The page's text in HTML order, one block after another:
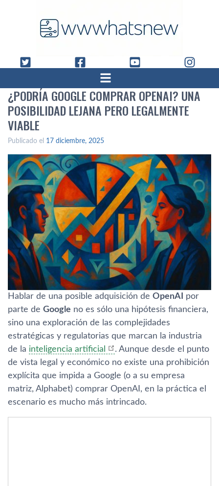
¿PODRÍA GOOGLE COMPRAR OPENAI? UNA
POSIBILIDAD LEJANA PERO LEGALMENTE
VIABLE
Publicado el 17 diciembre, 2025
Hablar de una posible adquisición de OpenAI
por
parte de Google no es sólo una hipótesis financiera,
sino una exploración de las complejidades
estratégicas y regulatorias que marcan la industria
de la inteligencia artificial
. Aunque desde el punto
de vista legal y económico no existe una prohibición
explícita que impida a Google (o a su empresa
matriz, Alphabet) comprar OpenAI, en la práctica el
escenario es mucho más intrincado.